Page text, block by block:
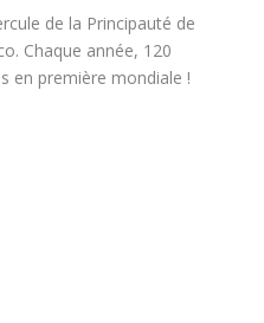
de la Principauté de
Chaque année, 120
en première mondiale !